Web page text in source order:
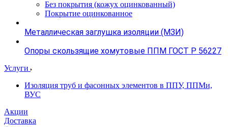
Без покрытия (кожух оцинкованный)
Покрытие оцинкованное
Металлическая заглушка изоляции (МЗИ)
Опоры скользящие хомутовые ППМ ГОСТ Р 56227
Услуги
Изоляция труб и фасонных элементов в ППУ, ППМи,
ВУС
Акции
Доставка